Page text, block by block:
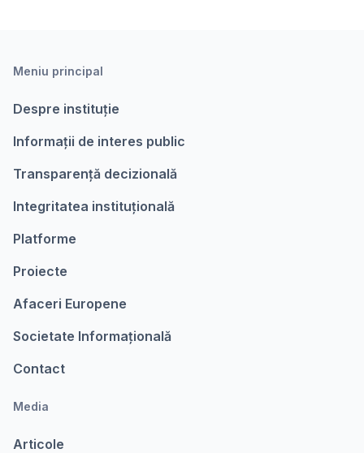
Meniu principal
Despre instituție
Informații de interes public
Transparență decizională
Integritatea instituțională
Platforme
Proiecte
Afaceri Europene
Societate Informațională
Contact
Media
Articole